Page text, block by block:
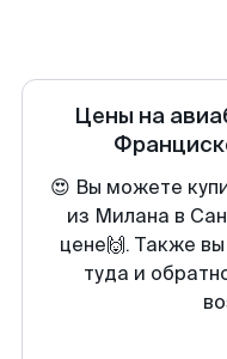
Цены на
😍 Вы можете
из Милана в
цене🙌. Также
туда и